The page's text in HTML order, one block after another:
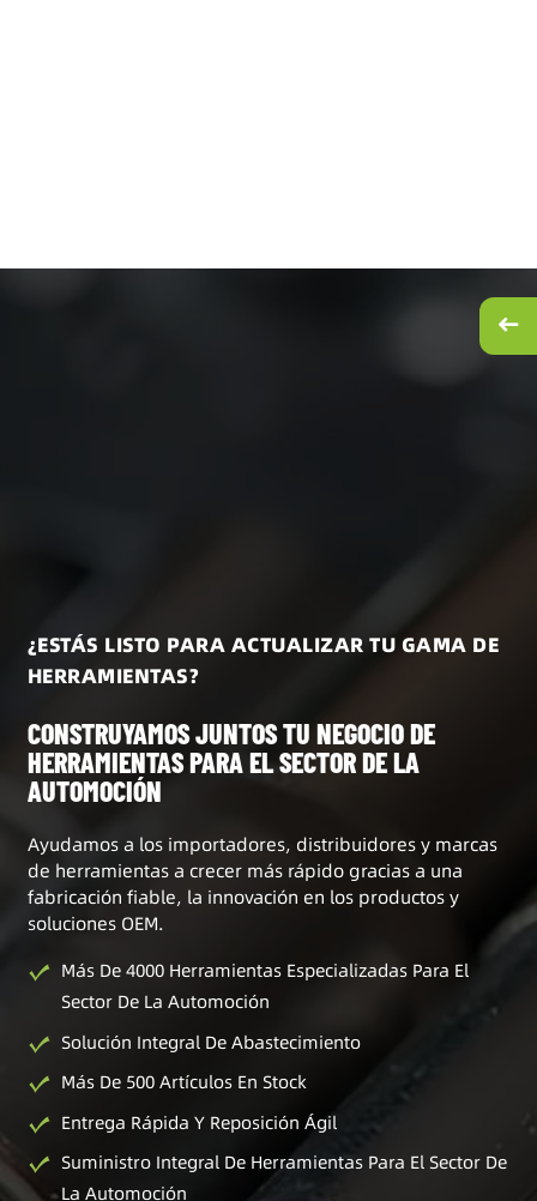
¿ESTÁS LISTO PARA ACTUALIZAR TU GAMA DE
HERRAMIENTAS?
CONSTRUYAMOS JUNTOS TU NEGOCIO DE
HERRAMIENTAS PARA EL SECTOR DE LA
AUTOMOCIÓN
Ayudamos a los importadores, distribuidores y marcas
de herramientas a crecer más rápido gracias a una
fabricación fiable, la innovación en los productos y
soluciones OEM.
Más De 4000 Herramientas Especializadas Para El
Sector De La Automoción
Solución Integral De Abastecimiento
Más De 500 Artículos En Stock
Entrega Rápida Y Reposición Ágil
Suministro Integral De Herramientas Para El Sector De
La Automoción